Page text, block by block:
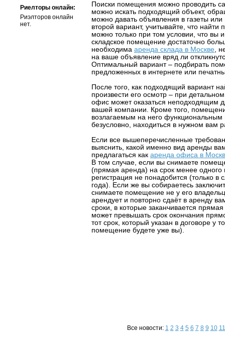
Риелторы онлайн:
Риэлторов онлайн
нет.
Поиски помещения можно проводить
можно искать подходящий объект,
можно давать объявления в газеты или
второй вариант, учитывайте, что
можно только при том условии, что вы
складское помещение достаточно
необходима аренда склада в Москве,
на ваше объявление вряд ли
Оптимальный вариант – подбирать
предложенных в интернете или
После того, как подходящий вариант
произвести его осмотр – при
офис может оказаться неподходящим
вашей компании. Кроме того,
возлагаемым на него функциональным
безусловно, находиться в нужном вам
Если все вышеперечисленные
выяснить, какой именно вид аренды
предлагаться как аренда офиса в
В том случае, если вы снимаете
(прямая аренда) на срок менее одного
регистрация не понадобится (только в
года). Если же вы собираетесь
снимаете помещение не у его
арендует и повторно сдаёт в аренду
сроки, в которые заканчивается
может превышать срок окончания
тот срок, который указан в договоре у
помещение будете уже вы).
Все новости: 1 2 3 4 5 6 7 8 9 10 11